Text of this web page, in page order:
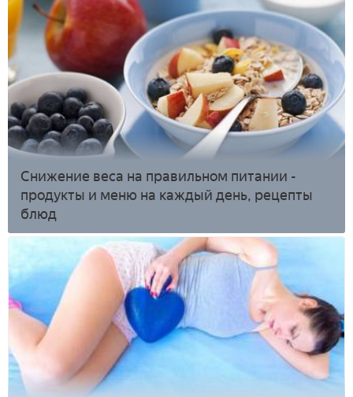
Снижение веса на правильном питании -
продукты и меню на каждый день, рецепты
блюд